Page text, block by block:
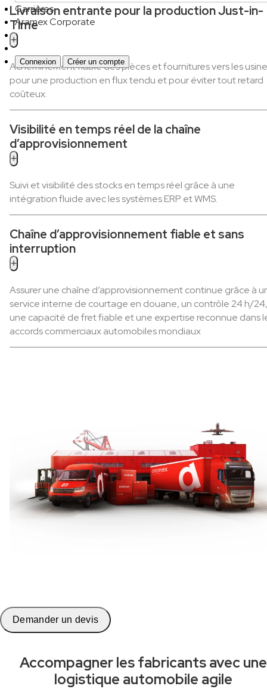
Carrières
Aramex Corporate
Connexion Créer un compte
Livraison entrante pour la production Just-in-
Time
+
Acheminement fiable des pièces et fournitures vers les
pour une production en flux tendu et pour éviter tout retard
coûteux.
Visibilité en temps réel de la chaîne
d’approvisionnement
+
Suivi et visibilité des stocks en temps réel grâce à une
intégration fluide avec les systèmes ERP et WMS.
Chaîne d’approvisionnement fiable et sans
interruption
+
Assurer une chaîne d’approvisionnement continue grâce à
service interne de courtage en douane, un contrôle 24 h/24,
une capacité de fret fiable et une expertise reconnue dans
accords commerciaux automobiles mondiaux
Demander un devis
Accompagner les fabricants avec une
logistique automobile agile